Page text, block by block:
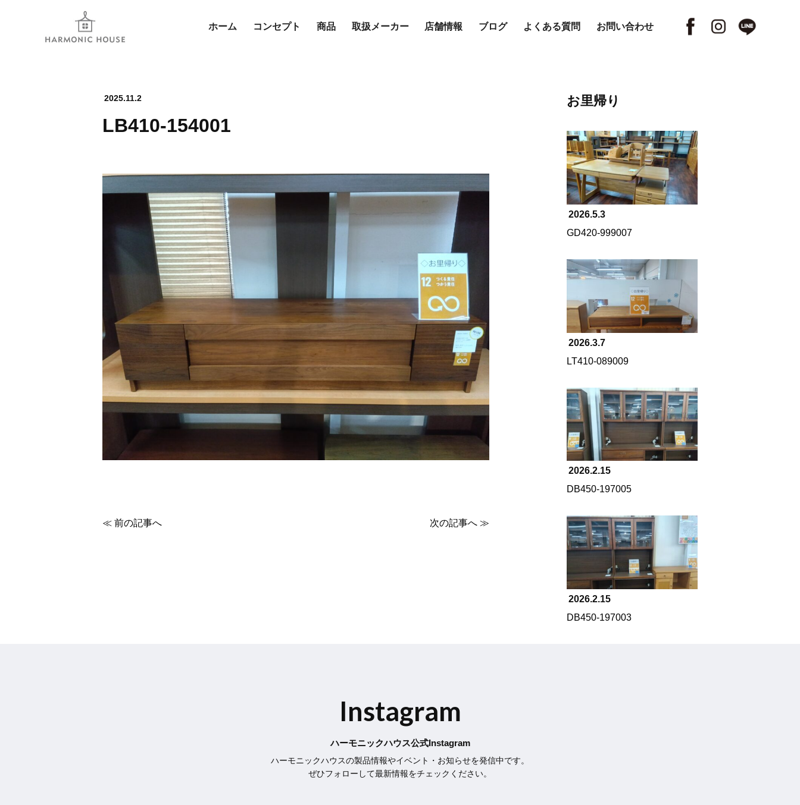
ホーム コンセプト 商品 取扱メーカー 店舗情報 ブログ よくある質問 お問い合わせ
2025.11.2
LB410-154001
≪ 前の記事へ 次の記事へ ≫
お里帰り
2026.5.3
GD420-999007
2026.3.7
LT410-089009
2026.2.15
DB450-197005
2026.2.15
DB450-197003
Instagram
ハーモニックハウス公式Instagram
ハーモニックハウスの製品情報やイベント・お知らせを発信中です。
ぜひフォローして最新情報をチェックください。